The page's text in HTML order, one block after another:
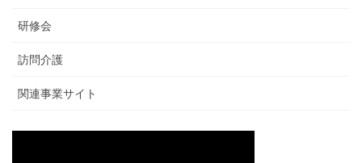
研修会
訪問介護
関連事業サイト